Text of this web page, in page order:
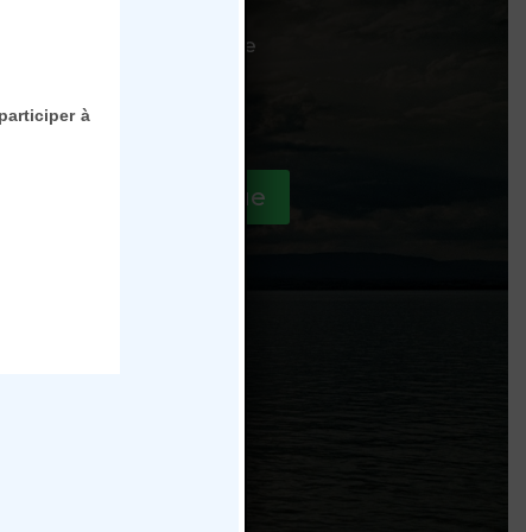
– Barque La Savoie
Evian les Bains
sorties de la Barque
à